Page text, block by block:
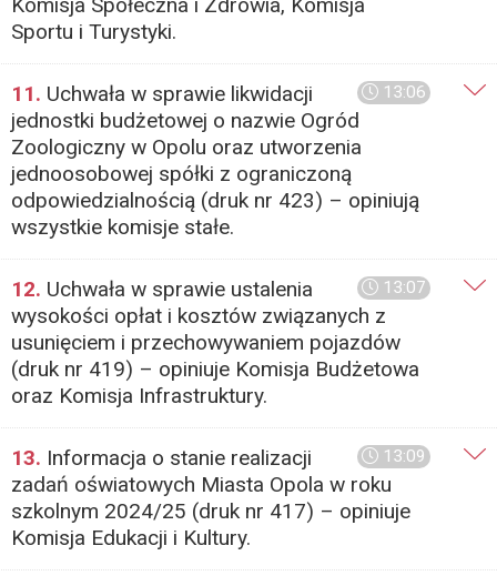
Sportu i Turystyki.
13:06
11. Uchwała w sprawie likwidacji
jednostki budżetowej o nazwie Ogród
Zoologiczny w Opolu oraz utworzenia
jednoosobowej spółki z ograniczoną
odpowiedzialnością (druk nr 423) – opiniują
wszystkie komisje stałe.
13:07
12. Uchwała w sprawie ustalenia
wysokości opłat i kosztów związanych z
usunięciem i przechowywaniem pojazdów
(druk nr 419) – opiniuje Komisja Budżetowa
oraz Komisja Infrastruktury.
13:09
13. Informacja o stanie realizacji
zadań oświatowych Miasta Opola w roku
szkolnym 2024/25 (druk nr 417) – opiniuje
Komisja Edukacji i Kultury.